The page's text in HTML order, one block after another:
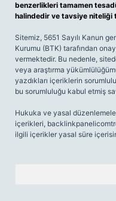
benzerlikleri tamamen
halindedir ve tavsiye niteliği
Sitemiz, 5651 Sayılı Kanun
Kurumu (BTK) tarafından
vermektedir. Bu nedenle,
veya araştırma
yazdıkları içeriklerin
bu sorumluluğu kabul etmiş
Hukuka ve yasal
içerikleri,
ilgili içerikler yasal süre